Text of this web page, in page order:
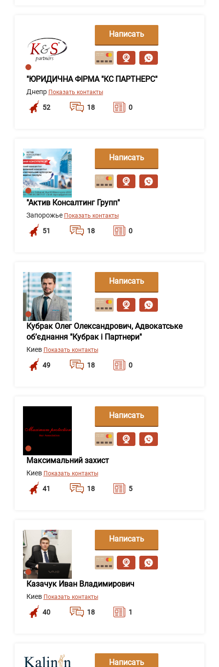
"ЮРИДИЧНА ФІРМА "КС ПАРТНЕРС"
Днепр Показать контакты
52 18 0
Написать
сообщение
"Актив Консалтинг Групп"
Запорожье Показать контакты
51 18 0
Написать
сообщение
Кубрак Олег Олександрович, Адвокатське
обʼєднання "Кубрак і Партнери"
Киев Показать контакты
49 18 0
Написать
сообщение
Максимальний захист
Киев Показать контакты
41 18 5
Написать
сообщение
Казачук Иван Владимирович
Киев Показать контакты
40 18 1
Написать
сообщение
Написать